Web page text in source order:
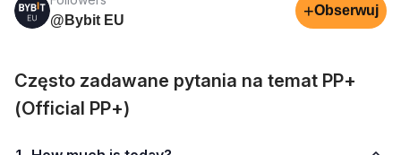
@Bybit EU
+Obserwuj
Często zadawane pytania na temat PP+
(Official PP+)